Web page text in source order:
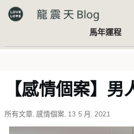
馬年運程
【感情個案】
所有文章, 感情個案, 13 5 月, 2021